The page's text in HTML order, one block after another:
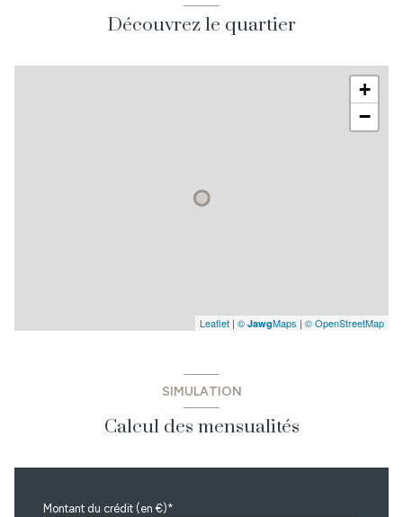
Découvrez le quartier
+
−
Leaflet | © JawgMaps | © OpenStreetMap
SIMULATION
Calcul des mensualités
Montant du crédit (en €)*